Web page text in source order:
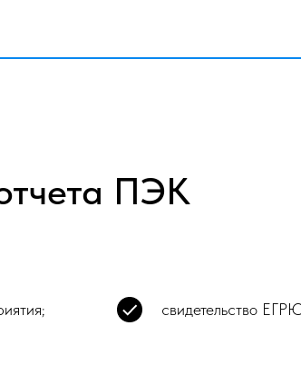
ПЭК
свидетельство